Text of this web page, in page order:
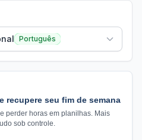
Português
recupere seu fim de semana
perder horas em planilhas. Mais
sob controle.